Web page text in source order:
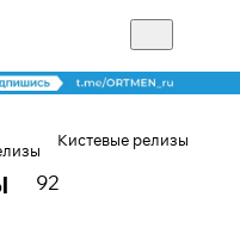
Кистевые релизы
92